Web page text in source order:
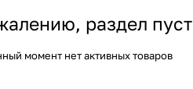
раздел пуст
момент нет активных товаров